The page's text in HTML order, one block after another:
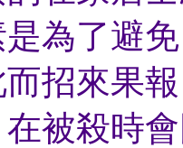
為了避
招來果
被殺時